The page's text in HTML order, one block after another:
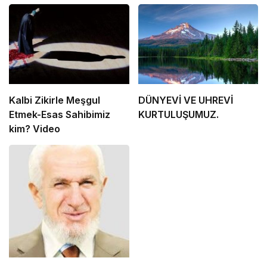
Kalbi Zikirle Meşgul
Etmek-Esas Sahibimiz
kim? Video
DÜNYEVİ VE UHREVİ
KURTULUŞUMUZ.